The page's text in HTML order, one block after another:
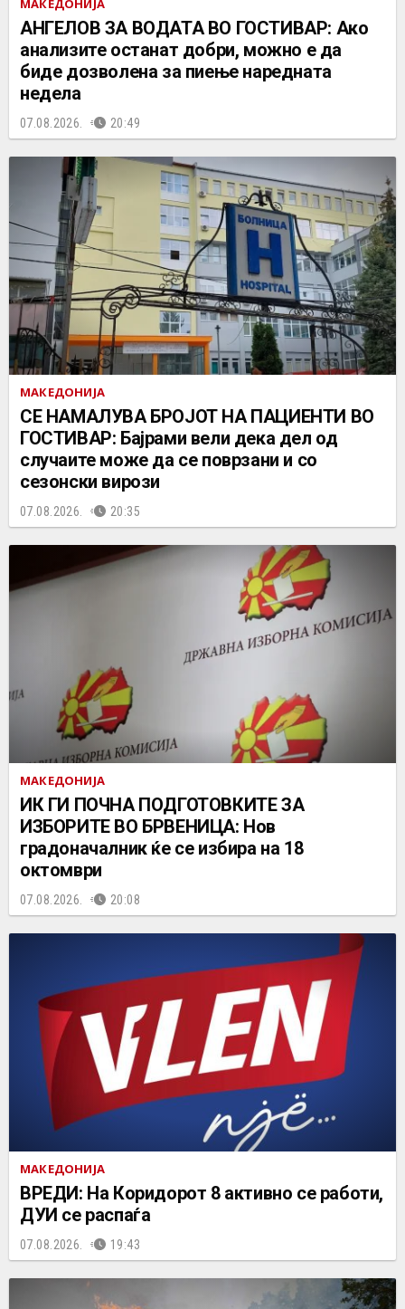
МАКЕДОНИЈА
АНГЕЛОВ ЗА ВОДАТА ВО ГОСТИВАР: Ако
анализите останат добри, можно е да
биде дозволена за пиење наредната
недела
07.08.2026. 20:49
МАКЕДОНИЈА
СЕ НАМАЛУВА БРОЈОТ НА ПАЦИЕНТИ ВО
ГОСТИВАР: Бајрами вели дека дел од
случаите може да се поврзани и со
сезонски вирози
07.08.2026. 20:35
МАКЕДОНИЈА
ИК ГИ ПОЧНА ПОДГОТОВКИТЕ ЗА
ИЗБОРИТЕ ВО БРВЕНИЦА: Нов
градоначалник ќе се избира на 18
октомври
07.08.2026. 20:08
МАКЕДОНИЈА
ВРЕДИ: На Коридорот 8 активно се работи,
ДУИ се распаѓа
07.08.2026. 19:43